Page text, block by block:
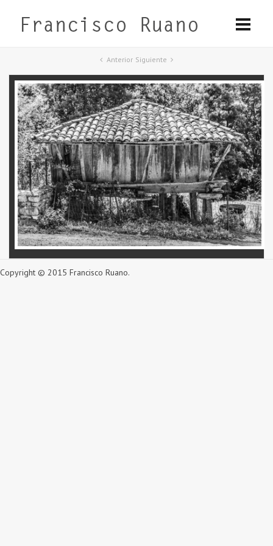
Anterior Siguiente
Copyright © 2015 Francisco Ruano.